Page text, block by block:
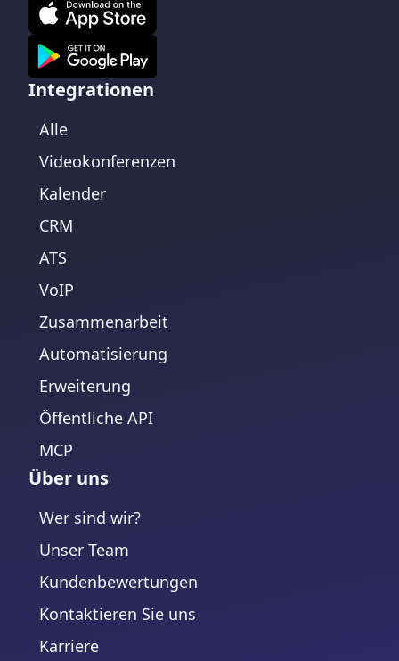
Integrationen
Alle
Videokonferenzen
Kalender
CRM
ATS
VoIP
Zusammenarbeit
Automatisierung
Erweiterung
Öffentliche API
MCP
Über uns
Wer sind wir?
Unser Team
Kundenbewertungen
Kontaktieren Sie uns
Karriere